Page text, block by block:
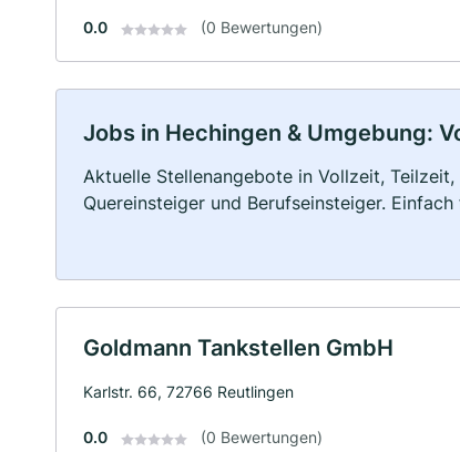
0.0 (0 Bewertungen)
Jobs in Hechingen & Umgebung:
Aktuelle Stellenangebote in Vollzeit,
Quereinsteiger und Berufseinsteiger.
Goldmann Tankstellen GmbH
Karlstr. 66, 72766 Reutlingen
0.0 (0 Bewertungen)